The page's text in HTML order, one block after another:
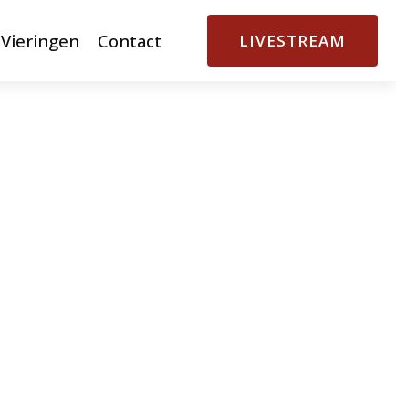
Vieringen Contact LIVESTREAM